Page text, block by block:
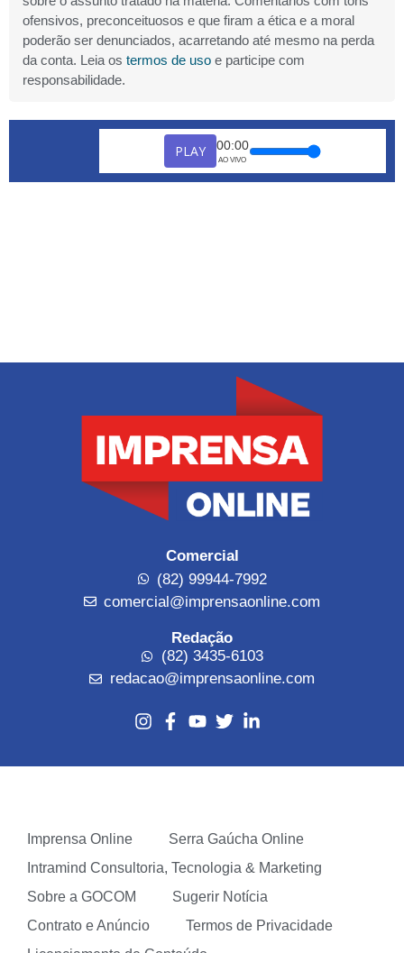
ofensivos, preconceituosos e que firam a ética e a moral
poderão ser denunciados, acarretando até mesmo na perda
da conta. Leia os termos de uso e participe com
responsabilidade.
PLAY 00:00
AO VIVO
Comercial
(82) 99944-7992
comercial@imprensaonline.com
Redação
(82) 3435-6103
redacao@imprensaonline.com
Imprensa Online
Serra Gaúcha Online
Intramind Consultoria, Tecnologia & Marketing
Sobre a GOCOM
Sugerir Notícia
Contrato e Anúncio
Termos de Privacidade